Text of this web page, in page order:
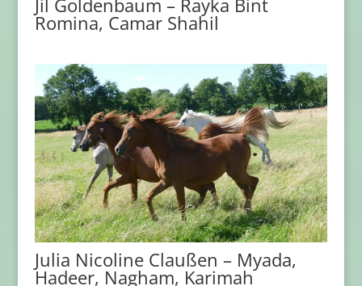
Jil Goldenbaum – Rayka Bint
Romina, Camar Shahil
Julia Nicoline Claußen – Myada,
Hadeer, Nagham, Karimah